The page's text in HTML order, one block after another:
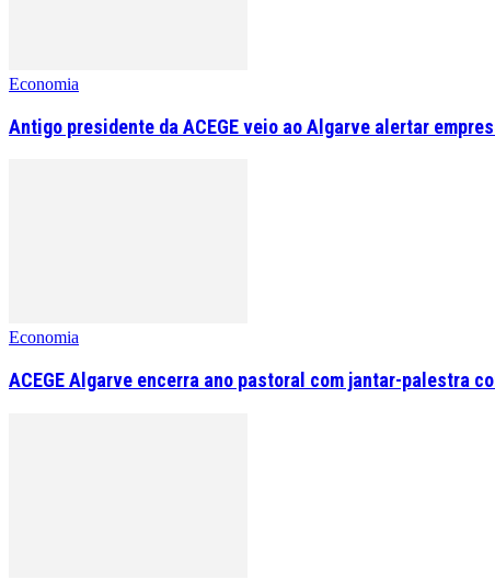
Economia
Antigo presidente da ACEGE veio ao Algarve alertar
Economia
ACEGE Algarve encerra ano pastoral com jantar-palestra